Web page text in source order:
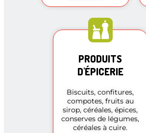
PRODUITS
D'ÉPICERIE
Biscuits, confitures,
compotes, fruits au
sirop, céréales, épices,
conserves de légumes,
céréales à cuire.